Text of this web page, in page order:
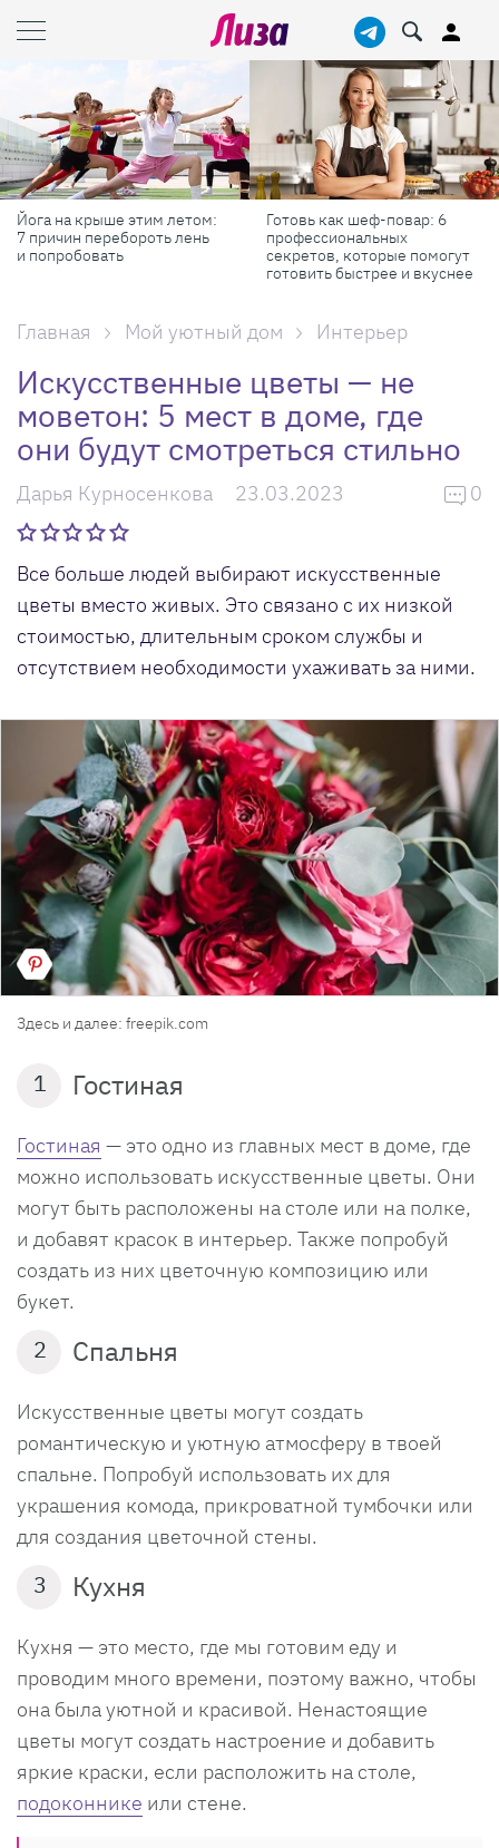
Йога на крыше этим летом:
7 причин перебороть лень
и попробовать
Готовь как шеф-повар: 6
профессиональных
секретов, которые помогут
готовить быстрее и вкуснее
Главная Мой уютный дом Интерьер
Искусственные цветы — не
моветон: 5 мест в доме, где
они будут смотреться стильно
Дарья Курносенкова 23.03.2023 0
Все больше людей выбирают искусственные
цветы вместо живых. Это связано с их низкой
стоимостью, длительным сроком службы и
отсутствием необходимости ухаживать за ними.
Здесь и далее: freepik.com
1 Гостиная
Гостиная — это одно из главных мест в доме, где
можно использовать искусственные цветы. Они
могут быть расположены на столе или на полке,
и добавят красок в интерьер. Также попробуй
создать из них цветочную композицию или
букет.
2 Спальня
Искусственные цветы могут создать
романтическую и уютную атмосферу в твоей
спальне. Попробуй использовать их для
украшения комода, прикроватной тумбочки или
для создания цветочной стены.
3 Кухня
Кухня — это место, где мы готовим еду и
проводим много времени, поэтому важно, чтобы
она была уютной и красивой. Ненастоящие
цветы могут создать настроение и добавить
яркие краски, если расположить на столе,
подоконнике или стене.